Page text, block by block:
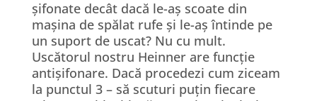
șifonate decât dacă le-aș scoate din
mașina de spălat rufe și le-aș întinde pe
un suport de uscat? Nu cu mult.
Uscătorul nostru Heinner are funcție
antișifonare. Dacă procedezi cum ziceam
la punctul 3 – să scuturi puțin fiecare